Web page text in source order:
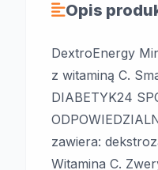
Opis
DextroEnergy
z witaminą C.
DIABETYK24
zawiera:
Witamina C.